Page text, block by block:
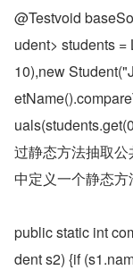
@Testvoid
udent> students
10),new
过静态方法抽取
中定义一个静态方
public static int
dent s2) {if